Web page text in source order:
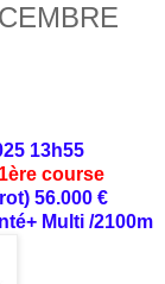
13h55
course
56.000 €
Multi /2100m